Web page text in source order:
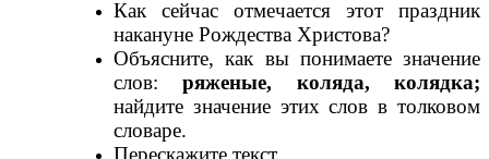
Как сейчас отмечается этот праздник
накануне Рождества Христова?
Объясните, как вы понимаете значение
слов:ряженые, коляда, колядка;
найдите значение этих слов в толковом
словаре.
Перескажите текст.